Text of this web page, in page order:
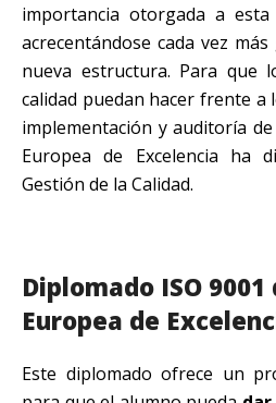
importancia otorgada a
acrecentándose cada vez
nueva estructura. Para que
calidad puedan hacer frente a
implementación y auditoría
Europea de Excelencia ha
Gestión de la Calidad.
Diplomado ISO 9001
Europea de
Este diplomado ofrece un